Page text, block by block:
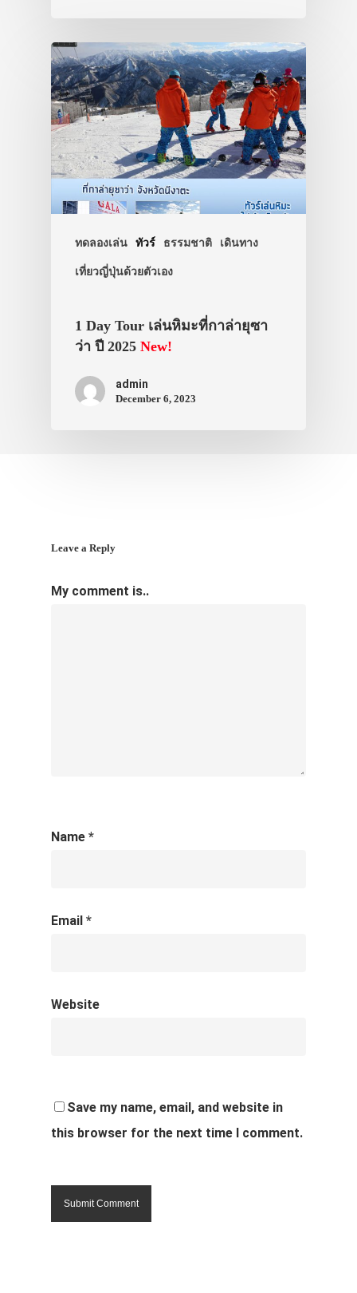
ทดลองเล่น ทัวร์ ธรรมชาติ เดินทาง
เที่ยวญี่ปุ่นด้วยตัวเอง
1 Day Tour เล่นหิมะที่กาล่ายุซา
ว่า ปี 2025 New!
admin
December 6, 2023
Leave a Reply
My comment is..
Name *
Email *
Website
Save my name, email, and website in
this browser for the next time I comment.
ประเทศญี่ปุ่น
เที่ยวญี่ปุ่นด้ว
เอง
รถบัส
เดินทาง
ทัวร์
สาระน่ารู้
VIDEO